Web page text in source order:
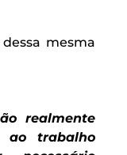
mesma
realmente
ao trabalho